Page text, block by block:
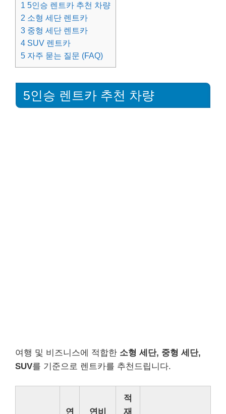
1 5인승 렌트카 추천 차량
2 소형 세단 렌트카
3 중형 세단 렌트카
4 SUV 렌트카
5 자주 묻는 질문 (FAQ)
5인승 렌트카 추천 차량
여행 및 비즈니스에 적합한 소형 세단, 중형 세단,
SUV를 기준으로 렌트카를 추천드립니다.
연 연비
적
재